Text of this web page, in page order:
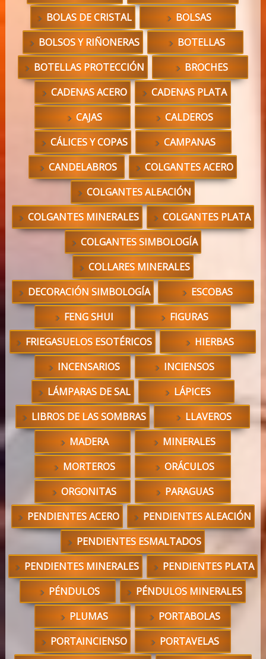
BOLAS DE CRISTAL
BOLSAS
BOLSOS Y RIÑONERAS
BOTELLAS
BOTELLAS PROTECCIÓN
BROCHES
CADENAS ACERO
CADENAS PLATA
CAJAS
CALDEROS
CÁLICES Y COPAS
CAMPANAS
CANDELABROS
COLGANTES ACERO
COLGANTES ALEACIÓN
COLGANTES MINERALES
COLGANTES PLATA
COLGANTES SIMBOLOGÍA
COLLARES MINERALES
DECORACIÓN SIMBOLOGÍA
ESCOBAS
FENG SHUI
FIGURAS
FRIEGASUELOS ESOTÉRICOS
HIERBAS
INCENSARIOS
INCIENSOS
LÁMPARAS DE SAL
LÁPICES
LIBROS DE LAS SOMBRAS
LLAVEROS
MADERA
MINERALES
MORTEROS
ORÁCULOS
ORGONITAS
PARAGUAS
PENDIENTES ACERO
PENDIENTES ALEACIÓN
PENDIENTES ESMALTADOS
PENDIENTES MINERALES
PENDIENTES PLATA
PÉNDULOS
PÉNDULOS MINERALES
PLUMAS
PORTABOLAS
PORTAINCIENSO
PORTAVELAS